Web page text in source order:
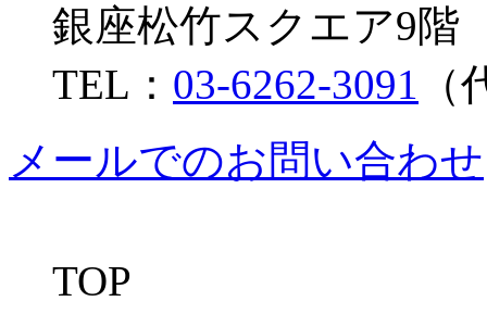
銀座松竹スクエア9階
TEL： 03-6262-3091
メールでのお問い合わせ
TOP